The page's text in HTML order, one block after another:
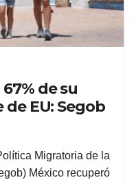
de su
EU: Segob
Migratoria de la
México recuperó